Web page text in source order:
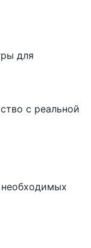
для
с реальной